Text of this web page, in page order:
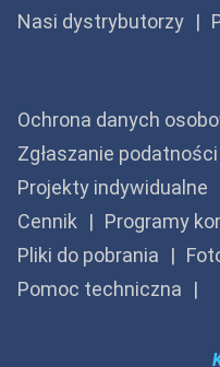
Nasi dystrybutorzy
Ochrona danych
Zgłaszanie
Projekty indywidualne
Cennik
Programy
Pliki do pobrania
Pomoc techniczna